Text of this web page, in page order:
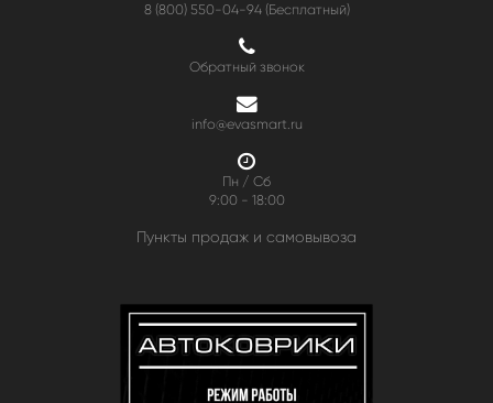
8 (800) 550-04-94(Бесплатный)
Обратный звонок
info@evasmart.ru
Пн / Сб
9:00 - 18:00
Пункты продаж и самовывоза